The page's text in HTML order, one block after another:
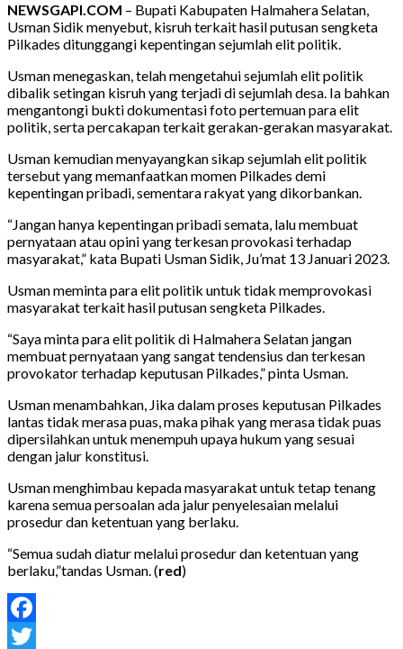
NEWSGAPI.COM – Bupati Kabupaten Halmahera Selatan,
Usman Sidik menyebut, kisruh terkait hasil putusan sengketa
Pilkades ditunggangi kepentingan sejumlah elit politik.
Usman menegaskan, telah mengetahui sejumlah elit politik
dibalik setingan kisruh yang terjadi di sejumlah desa. Ia bahkan
mengantongi bukti dokumentasi foto pertemuan para elit
politik, serta percakapan terkait gerakan-gerakan masyarakat.
Usman kemudian menyayangkan sikap sejumlah elit politik
tersebut yang memanfaatkan momen Pilkades demi
kepentingan pribadi, sementara rakyat yang dikorbankan.
“Jangan hanya kepentingan pribadi semata, lalu membuat
pernyataan atau opini yang terkesan provokasi terhadap
masyarakat,” kata Bupati Usman Sidik, Ju’mat 13 Januari 2023.
Usman meminta para elit politik untuk tidak memprovokasi
masyarakat terkait hasil putusan sengketa Pilkades.
“Saya minta para elit politik di Halmahera Selatan jangan
membuat pernyataan yang sangat tendensius dan terkesan
provokator terhadap keputusan Pilkades,” pinta Usman.
Usman menambahkan, Jika dalam proses keputusan Pilkades
lantas tidak merasa puas, maka pihak yang merasa tidak puas
dipersilahkan untuk menempuh upaya hukum yang sesuai
dengan jalur konstitusi.
Usman menghimbau kepada masyarakat untuk tetap tenang
karena semua persoalan ada jalur penyelesaian melalui
prosedur dan ketentuan yang berlaku.
“Semua sudah diatur melalui prosedur dan ketentuan yang
berlaku,”tandas Usman. (red)
Facebook